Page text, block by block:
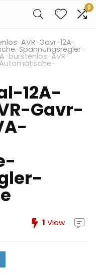
0
AVR-Gavr-12A-
Spannungsregler-
burstenlos-AVR-
12A-
Gavr-
1 View